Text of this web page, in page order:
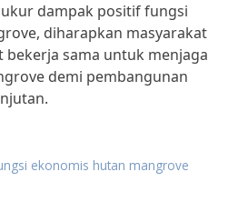
dampak positif fungsi
diharapkan masyarakat
sama untuk menjaga
demi pembangunan
ekonomis hutan mangrove